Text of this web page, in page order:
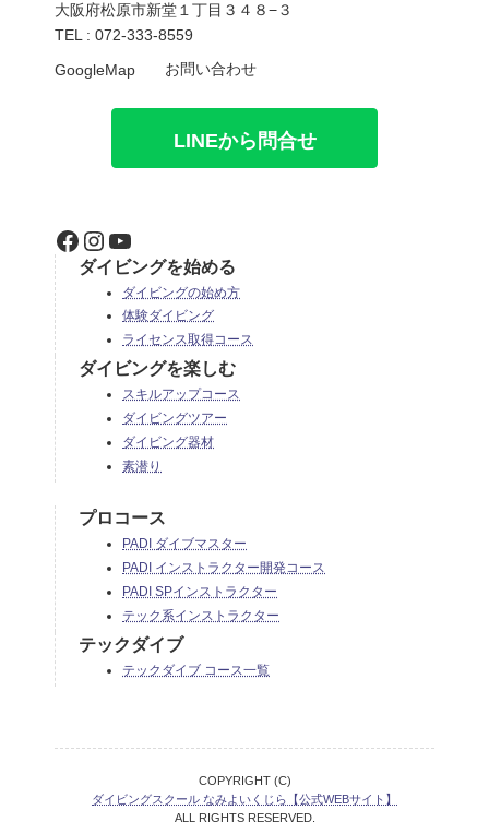
大阪府松原市新堂１丁目３４８−３
TEL : 072-333-8559
GoogleMap
お問い合わせ
LINEから問合せ
Facebook
Instagram
YouTube
ダイビングを始める
ダイビングの始め方
体験ダイビング
ライセンス取得コース
ダイビングを楽しむ
スキルアップコース
ダイビングツアー
ダイビング器材
素潜り
プロコース
PADI ダイブマスター
PADI インストラクター開発コース
PADI SPインストラクター
テック系インストラクター
テックダイブ
テックダイブ コース一覧
COPYRIGHT (C)
ダイビングスクール なみよいくじら【公式WEBサイト】
ALL RIGHTS RESERVED.